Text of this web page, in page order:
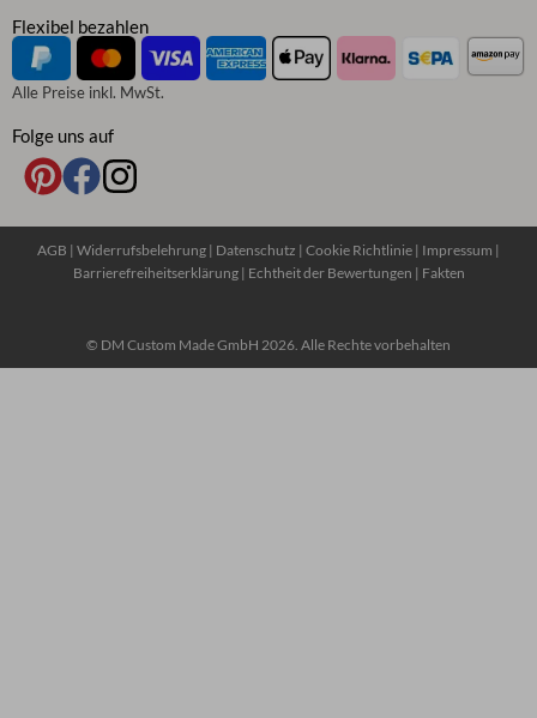
Flexibel bezahlen
Alle Preise inkl. MwSt.
Folge uns auf
© DM Custom Made GmbH 2026. Alle Rechte vorbehalten
AGB | Widerrufsbelehrung | Datenschutz | Cookie Richtlinie | Impressum |
Barrierefreiheitserklärung| Echtheit der Bewertungen | Fakten